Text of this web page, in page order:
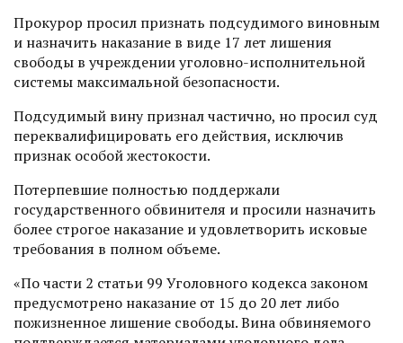
Прокурор просил признать подсудимого виновным
и назначить наказание в виде 17 лет лишения
свободы в учреждении уголовно-исполнительной
системы максимальной безопасности.
Подсудимый вину признал частично, но просил суд
переквалифицировать его действия, исключив
признак особой жестокости.
Потерпевшие полностью поддержали
государственного обвинителя и просили назначить
более строгое наказание и удовлетворить исковые
требования в полном объеме.
«По части 2 статьи 99 Уголовного кодекса законом
предусмотрено наказание от 15 до 20 лет либо
пожизненное лишение свободы. Вина обвиняемого